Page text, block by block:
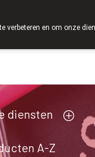
diensten
A-Z
verbeteren en om onze